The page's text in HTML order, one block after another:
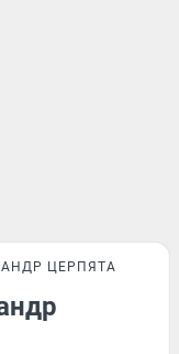
ЦЕРПЯТА